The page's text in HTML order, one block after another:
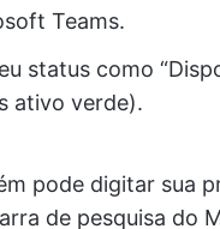
Teams.
status como
ativo verde).
pode digitar sua
de pesquisa do